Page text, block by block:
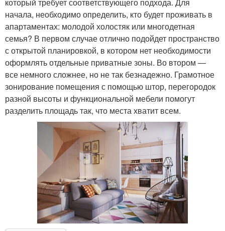
Освещение в квартире
Квартиры при
разделении
Квартиры в компактную
двушку
Планировки для 40-
метровой квартиры
Двухкомнатные
квартиры
начала, необходимо определить, кто будет проживать в
апартаментах: молодой холостяк или многодетная
семья? В первом случае отлично подойдет пространство
с открытой планировкой, в котором нет необходимости
оформлять отдельные приватные зоны. Во втором —
все немного сложнее, но не так безнадежно. Грамотное
зонирование помещения с помощью штор, перегородок
разной высоты и функциональной мебели помогут
разделить площадь так, что места хватит всем.